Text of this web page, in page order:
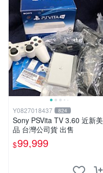
Y0827018437 824
Sony PSVita TV 3.60 近新美
品 台灣公司貨 出售
$99,999